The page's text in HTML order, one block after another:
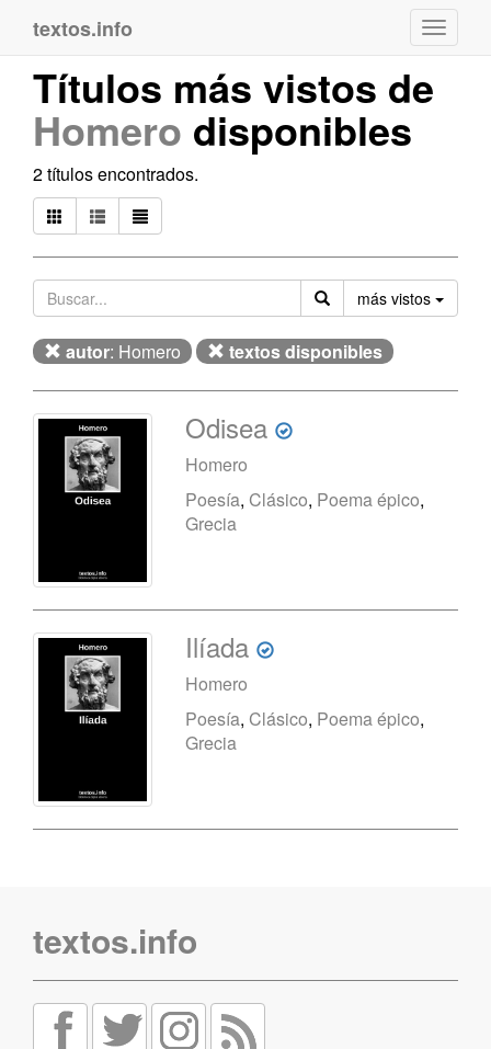
textos.info
Títulos más vistos de
Homero disponibles
2 títulos encontrados.
más vistos
autor: Homero textos disponibles
Odisea
Homero
Poesía, Clásico, Poema épico,
Grecia
Ilíada
Homero
Poesía, Clásico, Poema épico,
Grecia
textos.info